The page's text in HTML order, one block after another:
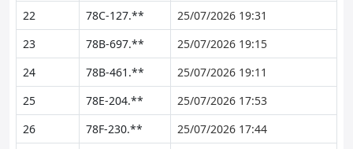
22
78C-127.**
25/07/2026 19:31
23
78B-697.**
25/07/2026 19:15
24
78B-461.**
25/07/2026 19:11
25
78E-204.**
25/07/2026 17:53
26
78F-230.**
25/07/2026 17:44